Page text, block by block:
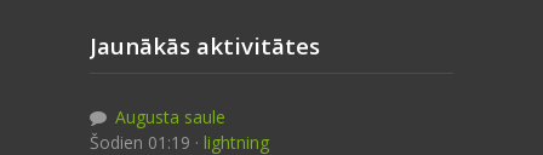
Jaunākās aktivitātes
Augusta saule
Šodien 01:19 · lightning